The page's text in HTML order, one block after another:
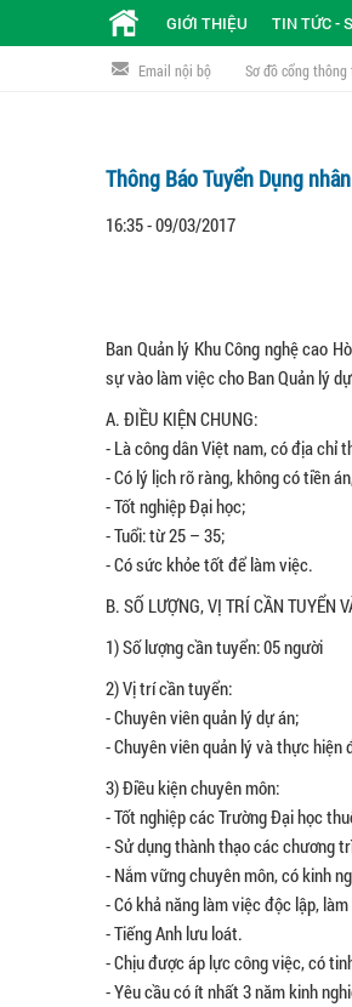
GIỚI THIỆU TIN TỨC -
Email nội bộ Sơ đồ cổng thông
Thông Báo Tuyển Dụng
16:35 - 09/03/2017
Ban Quản lý Khu Công nghệ cao
sự vào làm việc cho Ban Quản lý
A. ĐIỀU KIỆN CHUNG:
- Là công dân Việt nam, có địa chỉ
- Có lý lịch rõ ràng, không có tiền
- Tốt nghiệp Đại học;
- Tuổi: từ 25 – 35;
- Có sức khỏe tốt để làm việc.
B. SỐ LƯỢNG, VỊ TRÍ CẦN TUYỂN
1) Số lượng cần tuyển: 05 người
2) Vị trí cần tuyển:
- Chuyên viên quản lý dự án;
- Chuyên viên quản lý và thực hiện
3) Điều kiện chuyên môn:
- Tốt nghiệp các Trường Đại học
- Sử dụng thành thạo các chương
- Nắm vững chuyên môn, có kinh
- Có khả năng làm việc độc lập,
- Tiếng Anh lưu loát.
- Chịu được áp lực công việc, có
- Yêu cầu có ít nhất 3 năm kinh